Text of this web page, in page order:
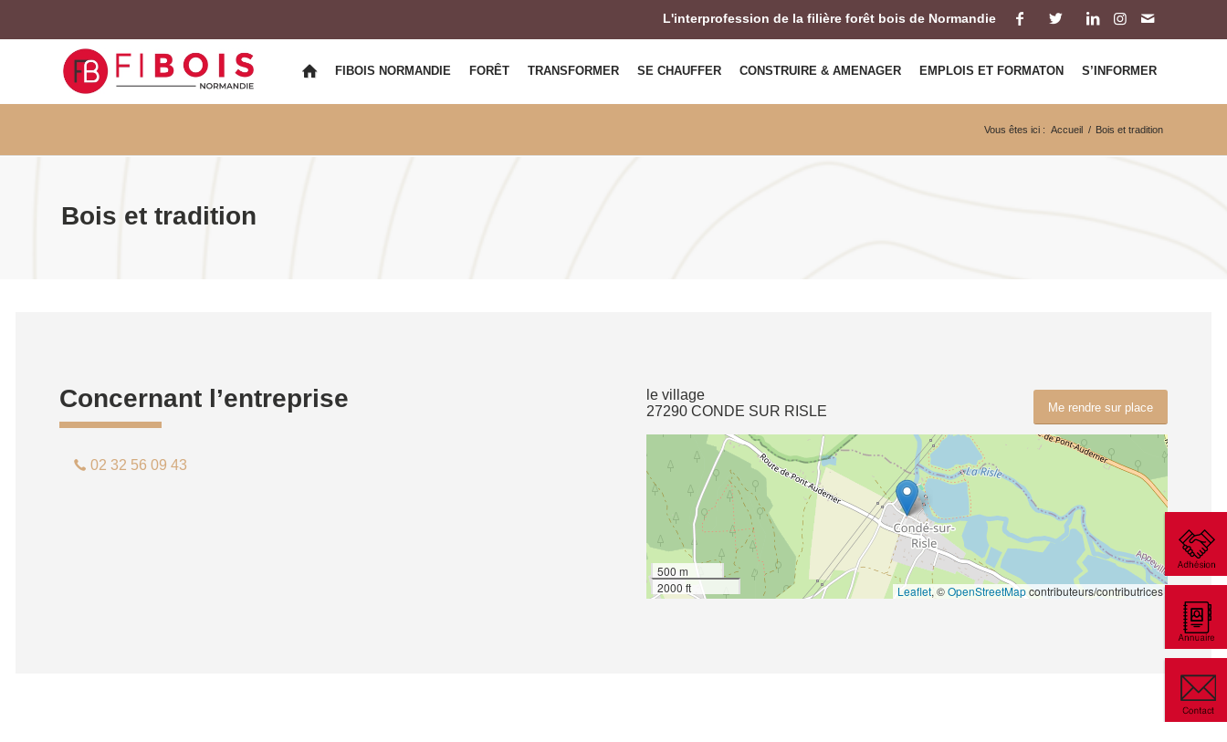
L'interprofession de la filière forêt bois de Normandie
FIBOIS NORMANDIE FORÊT TRANSFORMER SE CHAUFFER CONSTRUIRE & AMENAGER EMPLOIS ET FORMATON S’INFORMER
Vous êtes ici : Accueil / Bois et tradition
Bois et tradition
Concernant l’entreprise
02 32 56 09 43
Me rendre sur place
le village
27290 CONDE SUR RISLE
500 m
2000 ft
Leaflet, ©OpenStreetMapcontributeurs/contributrices